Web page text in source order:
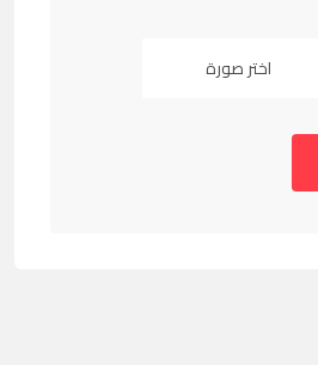
اختر صورة